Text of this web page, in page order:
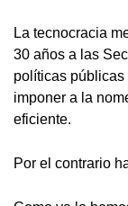
La tecnocracia
30 años a las
políticas
imponer a la
eficiente.
Por el contrario